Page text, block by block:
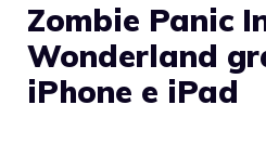
Zombie Panic
Wonderland
iPhone e iPad